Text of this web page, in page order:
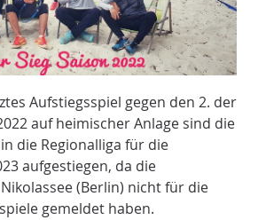
Aufstiegsspiel gegen den 2. der
auf heimischer Anlage sind die
die Regionalliga für die
aufgestiegen, da die
(Berlin) nicht für die
gemeldet haben.